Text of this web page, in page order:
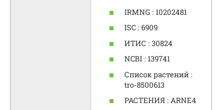
IRMNG : 10202481
ISC : 6909
ИТИС : 30824
NCBI : 139741
Список растений :
tro-8500613
РАСТЕНИЯ : ARNE4